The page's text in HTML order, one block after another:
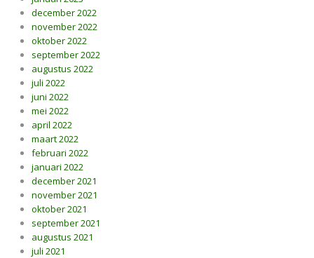
december 2022
november 2022
oktober 2022
september 2022
augustus 2022
juli 2022
juni 2022
mei 2022
april 2022
maart 2022
februari 2022
januari 2022
december 2021
november 2021
oktober 2021
september 2021
augustus 2021
juli 2021